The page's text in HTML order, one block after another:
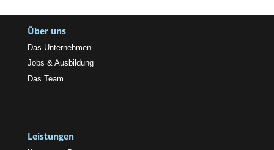
Über uns
Das Unternehmen
Jobs & Ausbildung
Das Team
Leistungen